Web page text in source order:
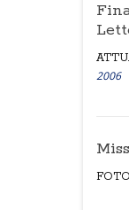
2006
FOTO